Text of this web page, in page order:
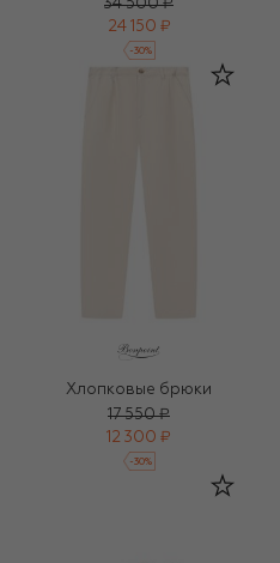
34 500 ₽
24 150 ₽
-30%
Хлопковые брюки
17 550 ₽
12 300 ₽
-30%